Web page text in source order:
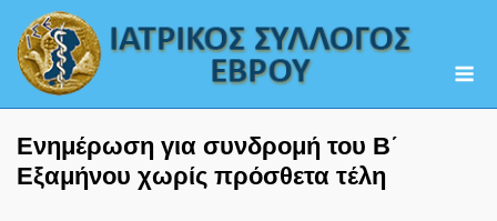
content
Ενημέρωση για συνδρομή του Β΄
Εξαμήνου χωρίς πρόσθετα τέλη